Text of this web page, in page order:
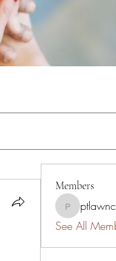
Members
See All